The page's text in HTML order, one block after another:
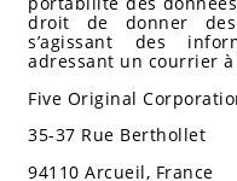
droit de donner
s’agissant des
adressant un courrier à
Five Original
35-37 Rue Berthollet
94110 Arcueil, France